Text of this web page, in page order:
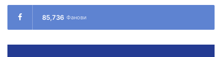
85,736 Фанови